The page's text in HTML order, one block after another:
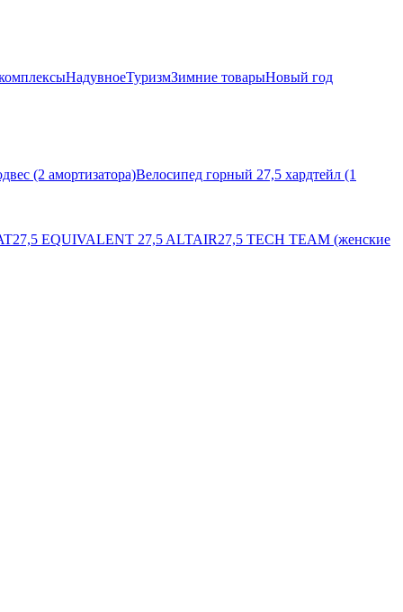
НадувноеТуризмЗимние товарыНовый год
(2 амортизатора)Велосипед горный 27,5 хардтейл (1
27,5 EQUIVALENT 27,5 ALTAIR27,5 TECH TEAM (женские